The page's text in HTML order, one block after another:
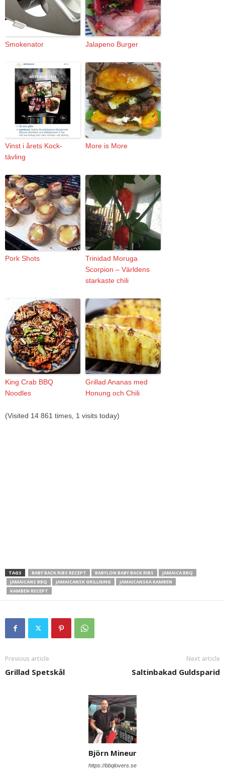
Smokenator Jalapeno Burger
Vinst i årets Kock-
tävling
More is More
Pork Shots
Trinidad Moruga
Scorpion – Världens
starkaste chili
King Crab BBQ
Noodles
Grillad Ananas med
Honung och Chili
(Visited 14 861 times, 1 visits today)
TAGS BABY BACK RIBS RECEPT BABYLON BABY BACK RIBS
JAMAICA BBQ
JAMAICANS BBQ
JAMAICANSK GRILLNING
JAMAICANSKA KAMBEN
KAMBEN RECEPT
Previous article
Grillad Spetskål
Next article
Saltinbakad Guldsparid
Björn Mineur
https://bbqlovers.se